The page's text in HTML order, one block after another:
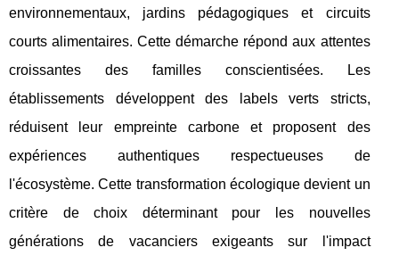
environnementaux, jardins pédagogiques et circuits
courts alimentaires. Cette démarche répond aux attentes
croissantes des familles conscientisées. Les
établissements développent des labels verts stricts,
réduisent leur empreinte carbone et proposent des
expériences authentiques respectueuses de
l'écosystème. Cette transformation écologique devient un
critère de choix déterminant pour les nouvelles
générations de vacanciers exigeants sur l'impact